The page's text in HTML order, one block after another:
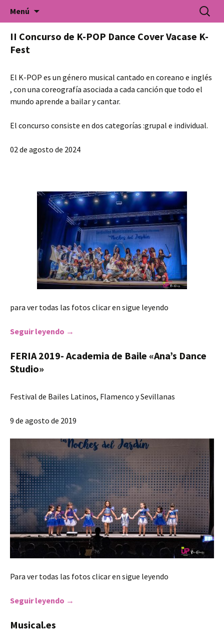
Universidad Popular
Universidad Popular de Villarrobledo. Cursos
de formación para todo tipo de colectivos.
Menú Buscar:
II Concurso de K-POP Dance Cover Vacase K-
Fest
El K-POP es un género musical cantado en coreano e inglés
, con una coreografía asociada a cada canción que todo el
mundo aprende a bailar y cantar.
El concurso consiste en dos categorías :grupal e individual.
02 de agosto de 2024
para ver todas las fotos clicar en sigue leyendo
Seguir leyendo II Concurso de K-POP Dance Cover Vacase
→
FERIA 2019- Academia de Baile «Ana’s Dance
Studio»
Festival de Bailes Latinos, Flamenco y Sevillanas
9 de agosto de 2019
Para ver todas las fotos clicar en sigue leyendo
Seguir leyendo FERIA 2019- Academia de Baile «Ana’s
→
Musical.es